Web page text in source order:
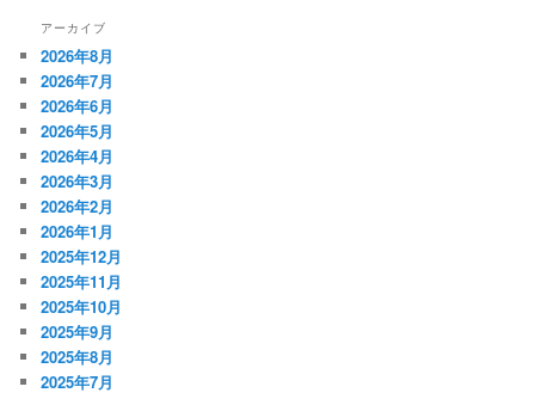
アーカイブ
2026年8月
2026年7月
2026年6月
2026年5月
2026年4月
2026年3月
2026年2月
2026年1月
2025年12月
2025年11月
2025年10月
2025年9月
2025年8月
2025年7月